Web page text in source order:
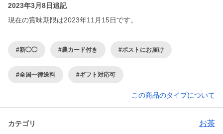
2023年3月8日追記
現在の賞味期限は2023年11月15日です。
#新◯◯ #農カード付き #ポストにお届け
#全国一律送料 #ギフト対応可
この商品のタイプについて
カテゴリ お茶